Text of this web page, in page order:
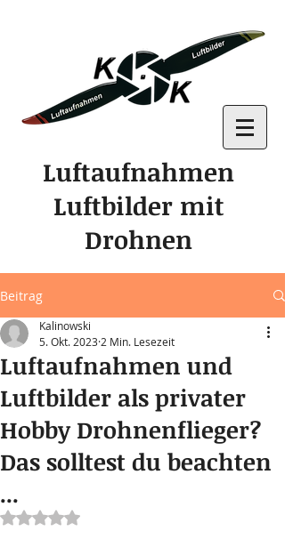
Luftaufnahmen
Luftbilder mit
Drohnen
Beitrag
Luftaufnahmen und
Luftbilder als privater
Hobby Drohnenflieger?
Das solltest du beachten
...
Kalinowski
5. Okt. 2023 2 Min. Lesezeit
Mit NaN von 5 Sternen bewertet.